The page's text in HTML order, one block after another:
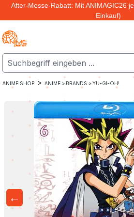
Zum Hauptinhalt springen
After-Messe-Rabatt: Mit ANIMAGIC26
Einkauf)
ANIME SHOP > ANIME > BRANDS >YU-GI-OH!
←